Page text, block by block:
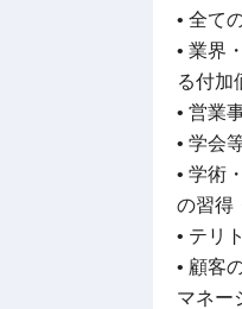
• 全て
• 業界
る付加
• 営業
• 学会
• 学術
の習得
• テリ
• 顧客
マネー